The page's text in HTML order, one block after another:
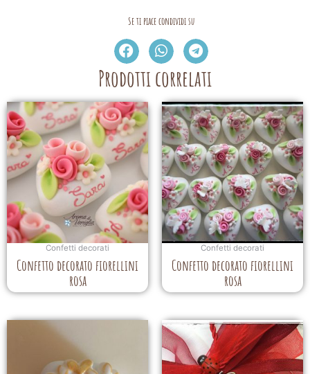
Se ti piace condividi su
Prodotti correlati
Confetti decorati
Confetto decorato fiorellini
rosa
Confetti decorati
Confetto decorato fiorellini
rosa